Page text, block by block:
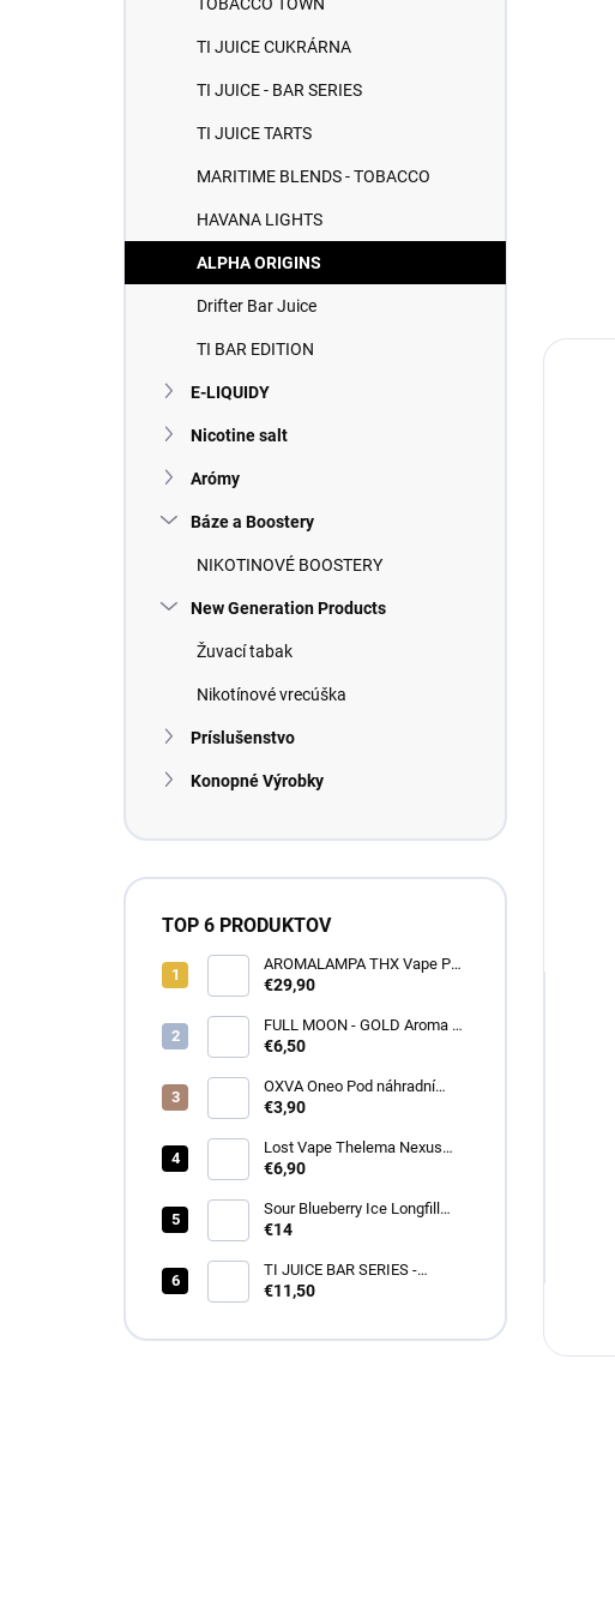
TI JUICE CUKRÁRNA
TI JUICE - BAR SERIES
TI JUICE TARTS
MARITIME BLENDS - TOBACCO
HAVANA LIGHTS
ALPHA ORIGINS
Drifter Bar Juice
TI BAR EDITION
E-LIQUIDY
Nicotine salt
Arómy
Báze a Boostery
NIKOTINOVÉ BOOSTERY
New Generation Products
Žuvací tabak
Nikotínové vrecúška
Príslušenstvo
Konopné Výrobky
TOP 6 PRODUKTOV
AROMALAMPA THX Vape Pen
1 ml - Zberateľský predmet
€29,90
FULL MOON - GOLD Aroma 10
ml
€6,50
OXVA Oneo Pod náhradní
cartridge
€3,90
Lost Vape Thelema Nexus
náhradná cartridge 2ks
€6,90
Sour Blueberry Ice Longfill
12ml - Drifter
€14
TI JUICE BAR SERIES -
BLACKCURRANT MENTHOL
€11,50